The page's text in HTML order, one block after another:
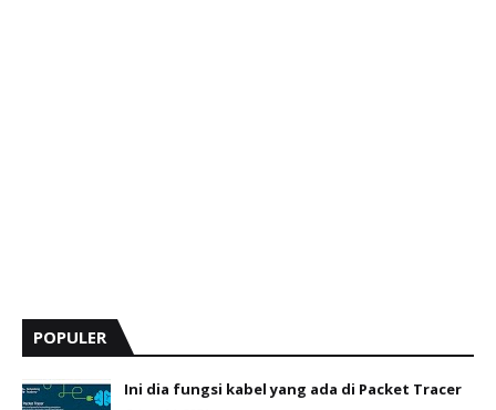
POPULER
Ini dia fungsi kabel yang ada di Packet Tracer